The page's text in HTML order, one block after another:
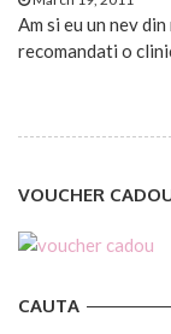
Am si eu un nev
recomandati o
VOUCHER
CAUTA